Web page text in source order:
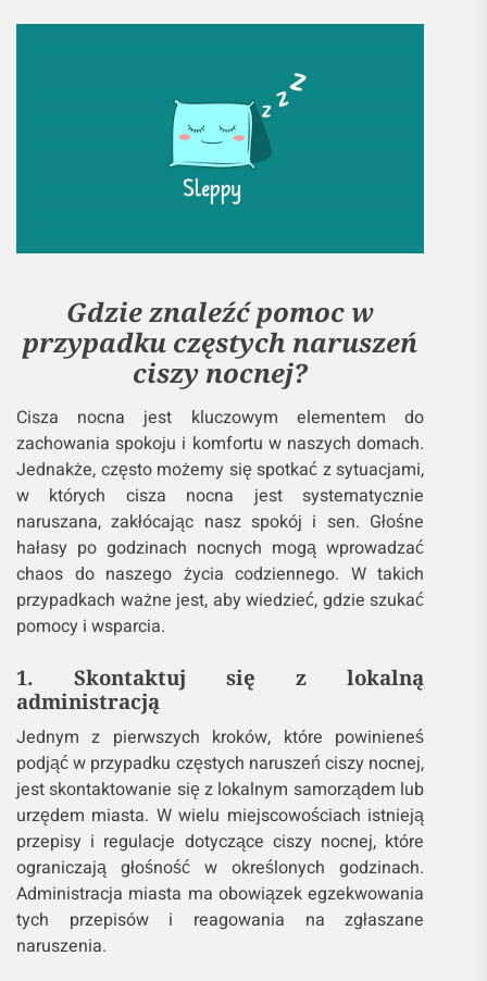
Gdzie znaleźć pomoc w
przypadku częstych naruszeń
ciszy nocnej?
Cisza nocna jest kluczowym elementem do
zachowania spokoju i komfortu w naszych domach.
Jednakże, często możemy się spotkać z sytuacjami,
w których cisza nocna jest systematycznie
naruszana, zakłócając nasz spokój i sen. Głośne
hałasy po godzinach nocnych mogą wprowadzać
chaos do naszego życia codziennego. W takich
przypadkach ważne jest, aby wiedzieć, gdzie szukać
pomocy i wsparcia.
1. Skontaktuj się z lokalną
administracją
Jednym z pierwszych kroków, które powinieneś
podjąć w przypadku częstych naruszeń ciszy nocnej,
jest skontaktowanie się z lokalnym samorządem lub
urzędem miasta. W wielu miejscowościach istnieją
przepisy i regulacje dotyczące ciszy nocnej, które
ograniczają głośność w określonych godzinach.
Administracja miasta ma obowiązek egzekwowania
tych przepisów i reagowania na zgłaszane
naruszenia.